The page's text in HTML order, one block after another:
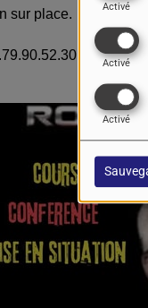
Activé
Activé
Activé
sur place.